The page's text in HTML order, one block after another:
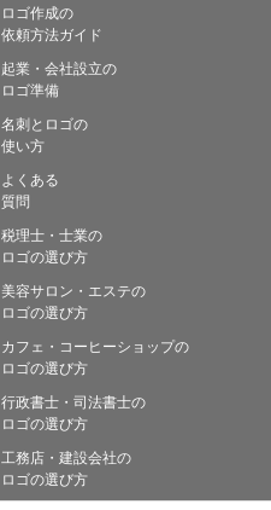
ロゴ作成の
依頼方法ガイド
起業・会社設立の
ロゴ準備
名刺とロゴの
使い方
よくある
質問
税理士・士業の
ロゴの選び方
美容サロン・エステの
ロゴの選び方
カフェ・コーヒーショップの
ロゴの選び方
行政書士・司法書士の
ロゴの選び方
工務店・建設会社の
ロゴの選び方